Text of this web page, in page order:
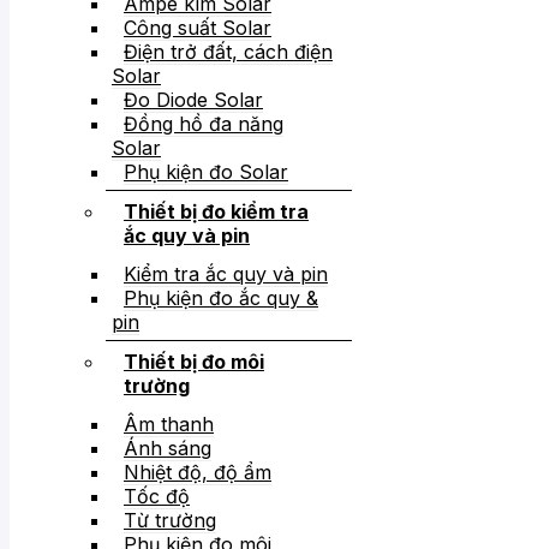
Công suất Solar
Điện trở đất, cách điện
Solar
Đo Diode Solar
Đồng hồ đa năng
Solar
Phụ kiện đo Solar
Thiết bị đo kiểm tra
ắc quy và pin
Kiểm tra ắc quy và pin
Phụ kiện đo ắc quy &
pin
Thiết bị đo môi
trường
Âm thanh
Ánh sáng
Nhiệt độ, độ ẩm
Tốc độ
Từ trường
Phụ kiện đo môi